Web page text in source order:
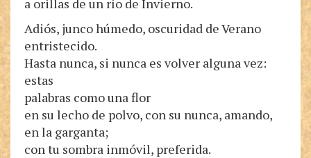
a orillas de un río de Invierno.
Adiós, junco húmedo, oscuridad de Verano
entristecido.
Hasta nunca, si nunca es volver alguna vez:
estas
palabras como una flor
en su lecho de polvo, con su nunca, amando,
en la garganta;
con tu sombra inmóvil, preferida.